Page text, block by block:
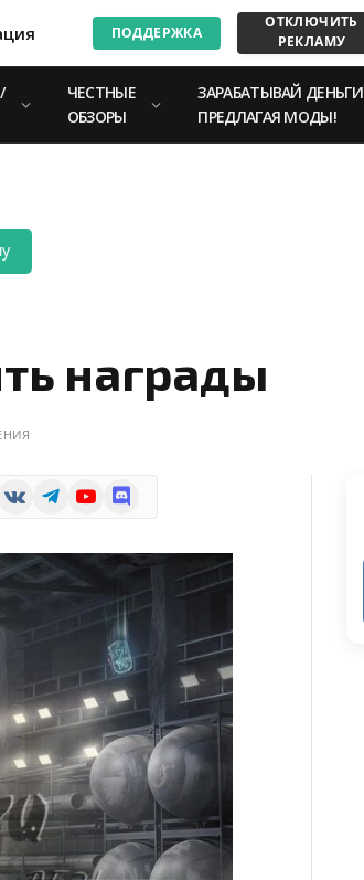
ПОДДЕРЖКА
ОТКЛЮЧИТЬ
РЕКЛАМУ
ЧЕСТНЫЕ
ОБЗОРЫ
ЗАРАБАТЫВАЙ ДЕНЬГИ
ПРЕДЛАГАЯ МОДЫ!
награды
VKontakteTelegramYouTubeDiscord